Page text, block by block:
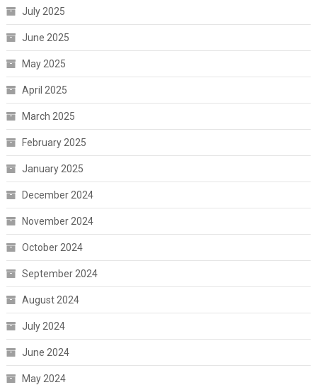
July 2025
June 2025
May 2025
April 2025
March 2025
February 2025
January 2025
December 2024
November 2024
October 2024
September 2024
August 2024
July 2024
June 2024
May 2024